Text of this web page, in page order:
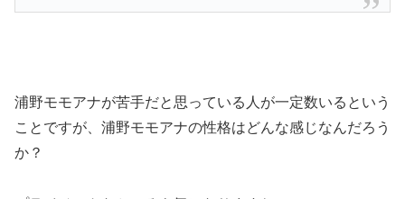
浦野モモアナが苦手だと思っている人が一定数いるという
ことですが、浦野モモアナの性格はどんな感じなんだろう
か？